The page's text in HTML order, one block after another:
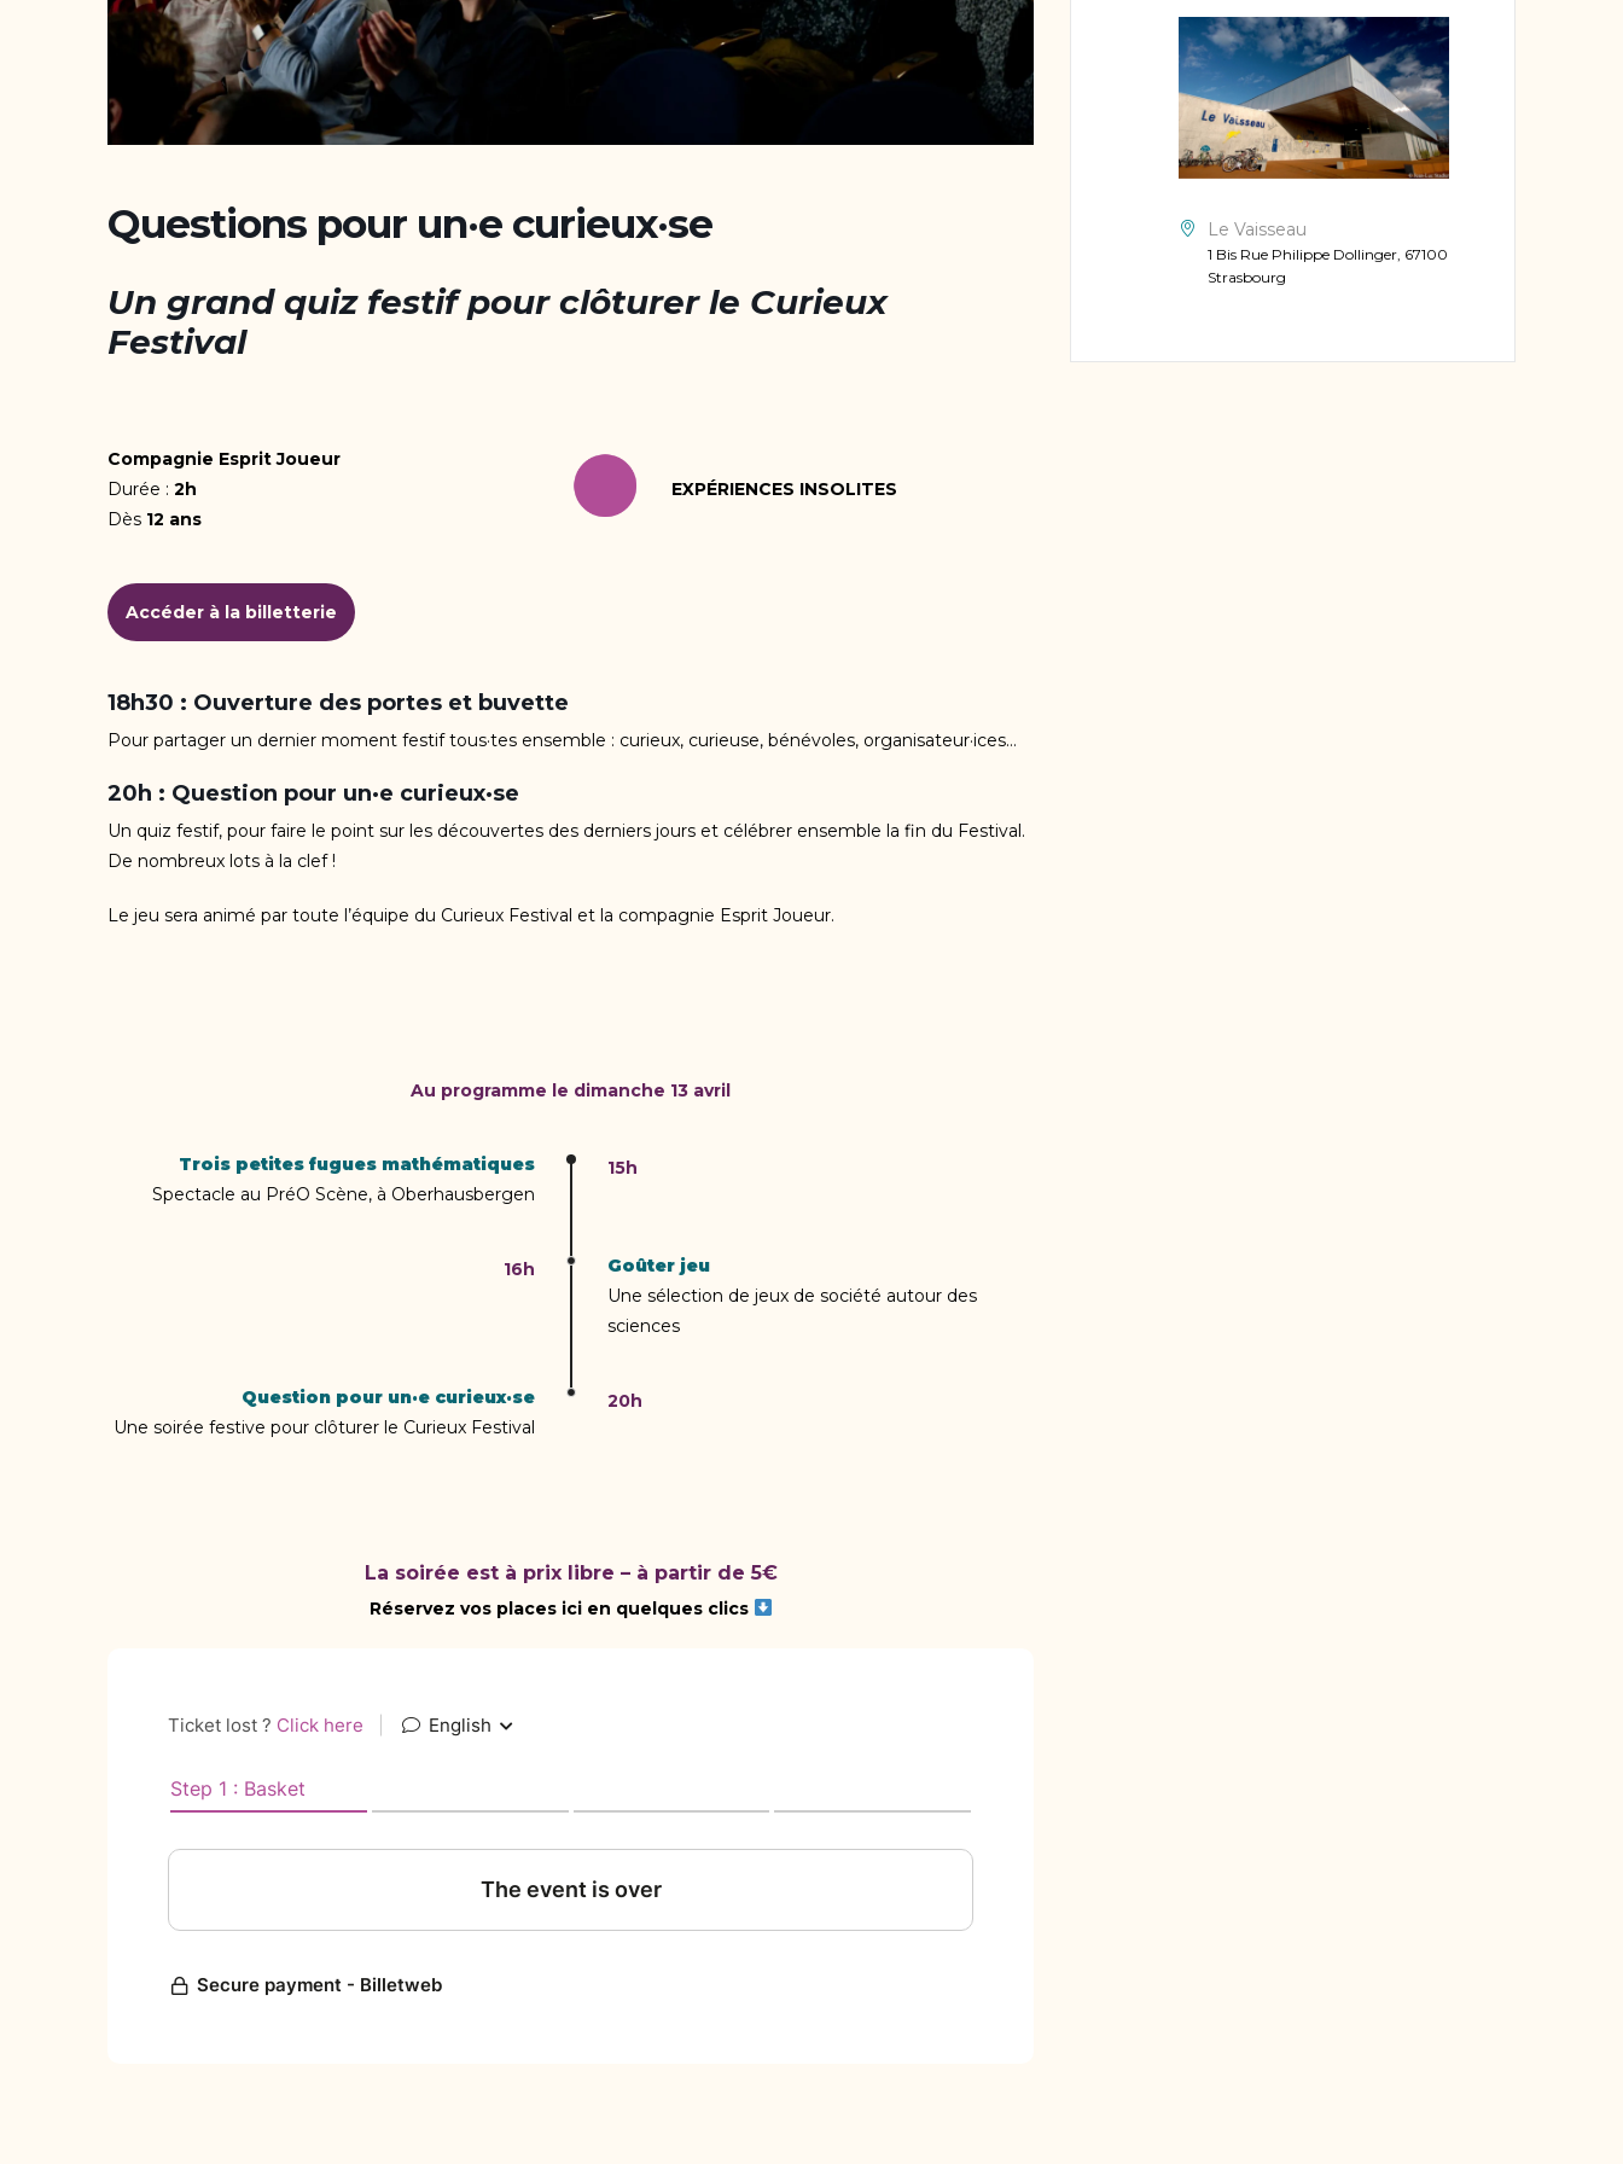
Questions pour un·e curieux·se
Un grand quiz festif pour clôturer le Curieux
Festival
Compagnie Esprit Joueur
Durée : 2h
Dès 12 ans
EXPÉRIENCES INSOLITES
Accéder à la billetterie
18h30 : Ouverture des portes et buvette
Pour partager un dernier moment festif tous·tes ensemble : curieux, curieuse, bénévoles, organisateur·ices…
20h : Question pour un·e curieux·se
Un quiz festif, pour faire le point sur les découvertes des derniers jours et célébrer ensemble la fin du Festival.
De nombreux lots à la clef !
Le jeu sera animé par toute l’équipe du Curieux Festival et la compagnie Esprit Joueur.
Au programme le dimanche 13 avril
Trois petites fugues mathématiques
Spectacle au PréO Scène, à Oberhausbergen
15h
Goûter jeu
Une sélection de jeux de société autour des
sciences
16h
Question pour un·e curieux·se
Une soirée festive pour clôturer le Curieux Festival
20h
La soirée est à prix libre – à partir de 5€
Réservez vos places ici en quelques clics
Le Vaisseau
1 Bis Rue Philippe Dollinger, 67100
Strasbourg